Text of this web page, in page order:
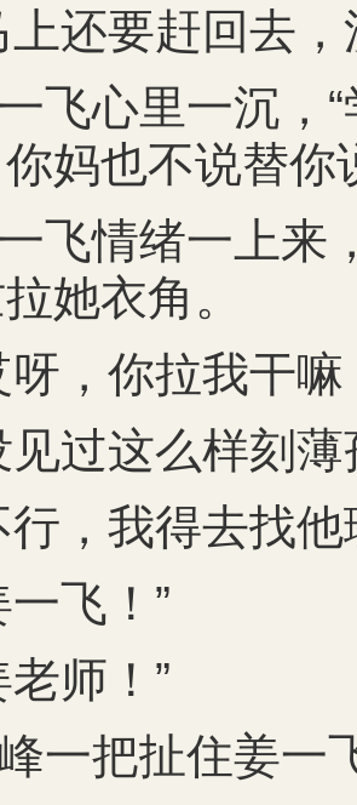
上还要赶回去
飞心里一沉，
妈也不说替你
飞情绪一上来
她衣角。
呀，你拉我干嘛
见过这么样刻薄
行，我得去找
一飞！”
老师！”
一把扯住姜一